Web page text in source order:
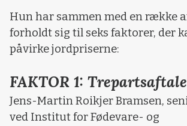
Hun har sammen med en række
forholdt sig til seks faktorer, der
påvirke jordpriserne:
FAKTOR 1:
Jens-Martin Roikjer Bramsen,
ved Institut for Fødevare- og